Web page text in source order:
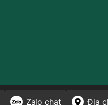
Zalo chat Địa